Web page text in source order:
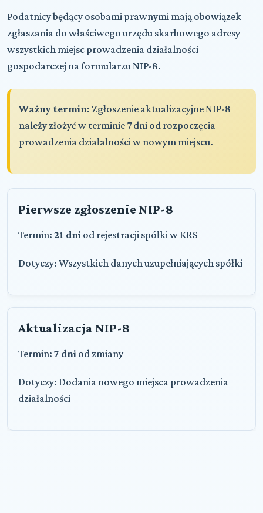
Podatnicy będący osobami prawnymi mają obowiązek
zgłaszania do właściwego urzędu skarbowego adresy
wszystkich miejsc prowadzenia działalności
gospodarczej na formularzu NIP-8.
Ważny termin: Zgłoszenie aktualizacyjne NIP-8
należy złożyć w terminie 7 dni od rozpoczęcia
prowadzenia działalności w nowym miejscu.
Pierwsze zgłoszenie NIP-8
Termin: 21 dni od rejestracji spółki w KRS
Dotyczy: Wszystkich danych uzupełniających spółki
Aktualizacja NIP-8
Termin: 7 dni od zmiany
Dotyczy: Dodania nowego miejsca prowadzenia
działalności